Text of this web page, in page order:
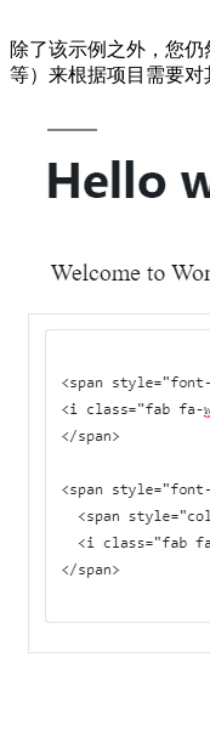
除了该示例之外，您
等）来根据项目需要对